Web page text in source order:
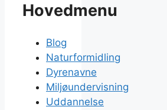
Hovedmenu
Blog
Naturformidling
Dyrenavne
Miljøundervisning
Uddannelse